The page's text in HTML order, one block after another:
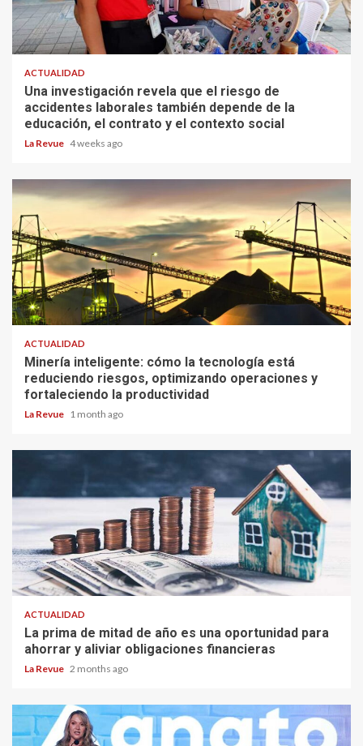
ACTUALIDAD
Una investigación revela que el riesgo de
accidentes laborales también depende de la
educación, el contrato y el contexto social
La Revue 4 weeks ago
ACTUALIDAD
Minería inteligente: cómo la tecnología está
reduciendo riesgos, optimizando operaciones y
fortaleciendo la productividad
La Revue 1 month ago
ACTUALIDAD
La prima de mitad de año es una oportunidad para
ahorrar y aliviar obligaciones financieras
La Revue 2 months ago